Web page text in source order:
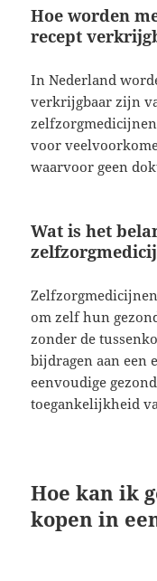
Hoe worden
recept
In Nederland
verkrijgbaar zijn
voor
waarvoor geen
Wat is het
om zelf hun
zonder de
bijdragen aan een
eenvoudige
toegankelijkheid
Hoe kan ik
kopen in